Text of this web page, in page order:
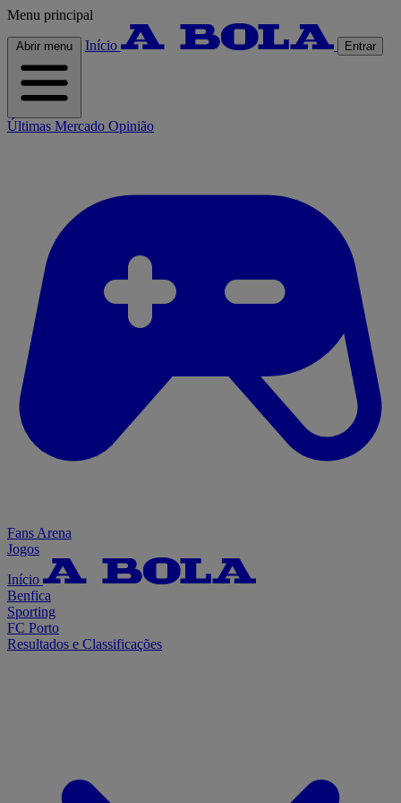
Menu principal
Abrir menu Início Entrar
Últimas Mercado Opinião
Fans Arena
Jogos
Início
Benfica
Sporting
FC Porto
Resultados e Classificações